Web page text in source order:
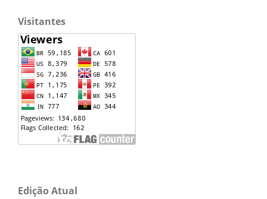
Visitantes
Edição Atual